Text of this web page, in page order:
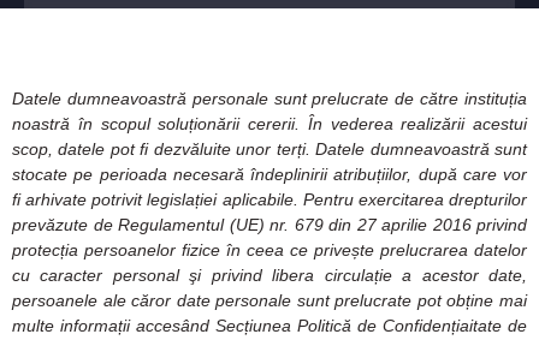
Datele dumneavoastră personale sunt prelucrate de către instituția
noastră în scopul soluționării cererii. În vederea realizării acestui
scop, datele pot fi dezvăluite unor terți. Datele dumneavoastră sunt
stocate pe perioada necesară îndeplinirii atribuțiilor, după care vor
fi arhivate potrivit legislației aplicabile. Pentru exercitarea drepturilor
prevăzute de Regulamentul (UE) nr. 679 din 27 aprilie 2016 privind
protecția persoanelor fizice în ceea ce privește prelucrarea datelor
cu caracter personal şi privind libera circulație a acestor date,
persoanele ale căror date personale sunt prelucrate pot obține mai
multe informații accesând Secțiunea Politică de Confidențiaitate de